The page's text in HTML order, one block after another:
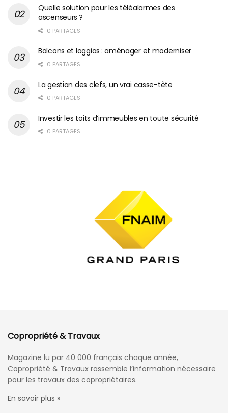
Quelle solution pour les téléalarmes des
ascenseurs ?
0 PARTAGES
Balcons et loggias : aménager et moderniser
0 PARTAGES
La gestion des clefs, un vrai casse-tête
0 PARTAGES
Investir les toits d’immeubles en toute sécurité
0 PARTAGES
Copropriété & Travaux
Magazine lu par 40 000 français chaque année,
Copropriété & Travaux rassemble l’information nécessaire
pour les travaux des copropriétaires.
En savoir plus »